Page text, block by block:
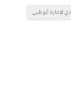
لإمارة أبوظبي